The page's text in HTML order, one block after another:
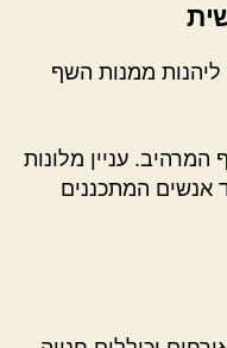
ליהנות ממנות השף
עניין מלונות
המתכננים